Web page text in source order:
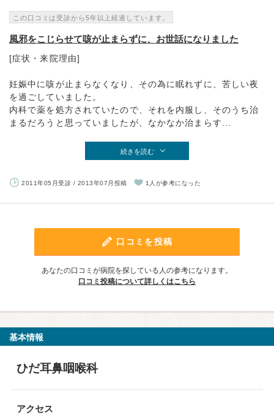
この口コミは受診から5年以上経過しています。
風邪をこじらせて咳が止まらずに、お世話になりました
[症状・来院理由]
妊娠中に咳が止まらなくなり、その為に眠れずに、苦しい夜
を過ごしていました。
内科で薬を処方されていたので、それを内服し、そのうち治
まるだろうと思っていましたが、なかなか治まらす...
続きを読む
2011年05月受診 / 2013年07月投稿 1人が参考になった
口コミを投稿
あなたの口コミが病院を探している人の参考になります。
口コミ投稿について詳しくはこちら
基本情報
ひだ耳鼻咽喉科
アクセス